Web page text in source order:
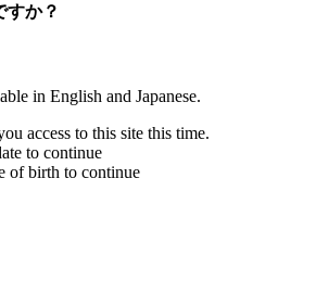
すか？
in English and Japanese.
access to this site this time.
to continue
of birth to continue